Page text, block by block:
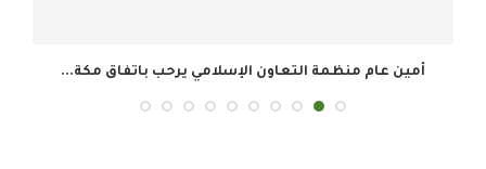
أمين عام منظمة التعاون الإسلامي يرحب باتفاق مكة...